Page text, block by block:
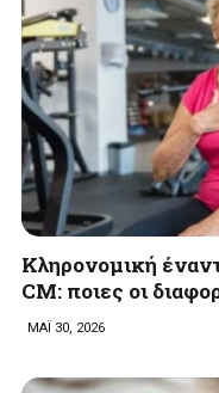
Κληρονομική
CM: ποιες οι
ΜΑΪ 30, 2026